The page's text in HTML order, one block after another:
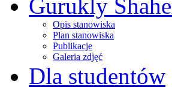
Gurukly
Opis stanowiska
Plan stanowiska
Publikacje
Galeria zdjęć
Dla studentów